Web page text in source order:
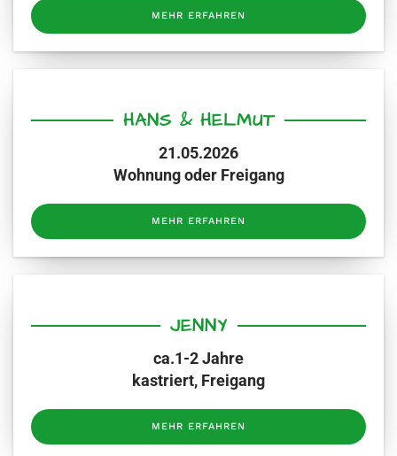
MEHR ERFAHREN
HANS & HELMUT
21.05.2026
Wohnung oder Freigang
MEHR ERFAHREN
JENNY
ca.1-2 Jahre
kastriert, Freigang
MEHR ERFAHREN